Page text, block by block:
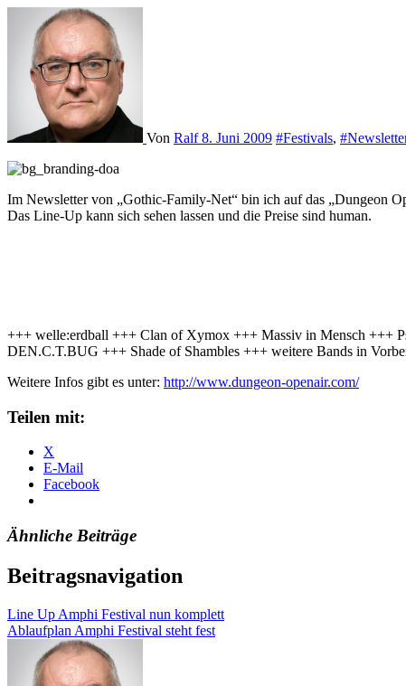
Von Ralf8. Juni 2009 #Festivals,
Im Newsletter von „Gothic-Family-Net“ bin ich auf das „Dungeon
Das Line-Up kann sich sehen lassen und die Preise sind human.
+++ welle:erdball +++ Clan of Xymox +++ Massiv in Mensch +++
DEN.C.T.BUG +++ Shade of Shambles +++ weitere Bands in
Weitere Infos gibt es unter: http://www.dungeon-openair.com/
Teilen mit:
X
E-Mail
Facebook
Ähnliche Beiträge
Beitragsnavigation
Line Up Amphi Festival nun komplett
Ablaufplan Amphi Festival steht fest